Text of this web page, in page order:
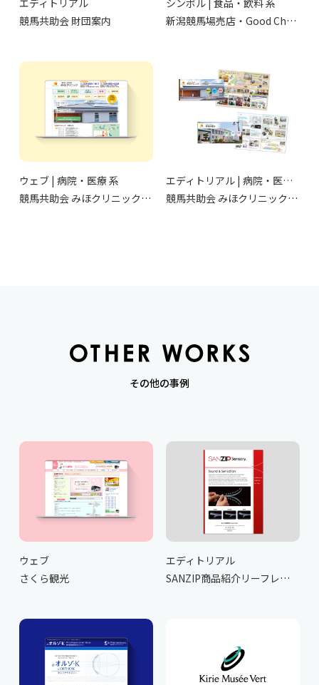
エディトリアル
競馬共助会 財団案内
シンボル | 食品・飲料 系
新潟競馬場売店・Good Choice
ウェブ | 病院・医療 系
競馬共助会 みほクリニック・栗東診療所
エディトリアル | 病院・医療 系
競馬共助会 みほクリニック・栗東診療所 パンフレット
その他の事例
ウェブ
さくら観光
エディトリアル
SANZIP商品紹介リーフレット